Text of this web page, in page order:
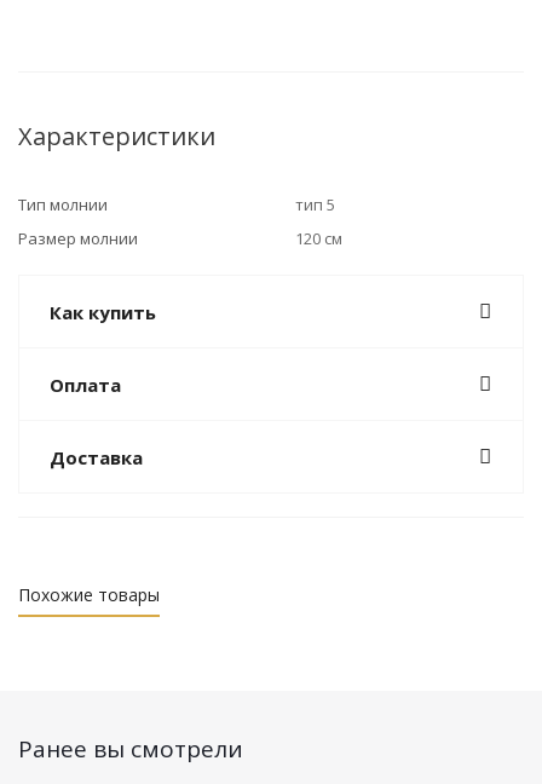
Характеристики
Тип молнии
тип 5
Размер молнии
120 см
Как купить
Оплата
Доставка
Похожие товары
Ранее вы смотрели